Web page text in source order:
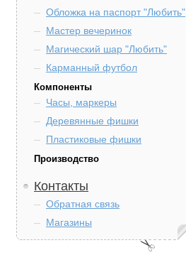
Обложка на паспорт "Любить"
Мастер вечеринок
Магический шар "Любить"
Карманный футбол
Компоненты
Часы, маркеры
Деревянные фишки
Пластиковые фишки
Производство
Контакты
Обратная связь
Магазины